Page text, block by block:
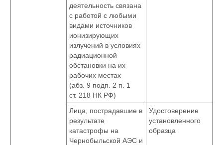
деятельность связана
с работой с любыми
видами источников
ионизирующих
излучений в условиях
радиационной
обстановки на их
рабочих местах
(абз. 9 подп. 2 п. 1
ст. 218 НК РФ)
Лица, пострадавшие в
результате
катастрофы на
Чернобыльской АЭС и
Удостоверение
установленного
образца